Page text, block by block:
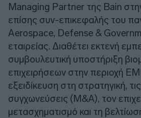
Managing Partner της Bain στην
επίσης συν-επικεφαλής του
Aerospace, Defense &
εταιρείας. Διαθέτει εκτενή
συμβουλευτική υποστήριξη
επιχειρήσεων στην περιοχή
εξειδίκευση στη στρατηγική,
συγχωνεύσεις (M&A), τον
μετασχηματισμό και τη